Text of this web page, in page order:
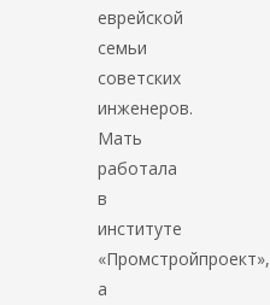
еврейской
семьи
советских
инженеров.
Мать
работала
в
институте
«Промстройпроект»,
а